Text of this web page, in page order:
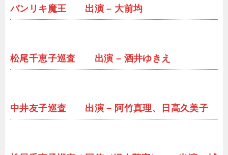
バンリキ魔王 出演 – 大前均
松尾千恵子巡査 出演 – 酒井ゆきえ
中井友子巡査 出演 – 阿竹真理、日高久美子